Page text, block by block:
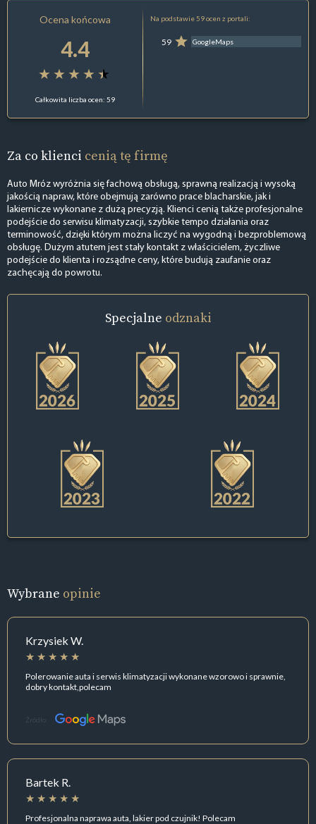
Ocena końcowa
4.4
Całkowita liczba ocen: 59
Na podstawie 59 ocen z portali:
59 GoogleMaps
Za co klienci cenią tę firmę
Auto Mróz wyróżnia się fachową obsługą, sprawną realizacją i wysoką
jakością napraw, które obejmują zarówno prace blacharskie, jak i
lakiernicze wykonane z dużą precyzją. Klienci cenią także profesjonalne
podejście do serwisu klimatyzacji, szybkie tempo działania oraz
terminowość, dzięki którym można liczyć na wygodną i bezproblemową
obsługę. Dużym atutem jest stały kontakt z właścicielem, życzliwe
podejście do klienta i rozsądne ceny, które budują zaufanie oraz
zachęcają do powrotu.
Specjalne odznaki
Wybrane opinie
Krzysiek W.
Polerowanie auta i serwis klimatyzacji wykonane wzorowo i sprawnie,
dobry kontakt,polecam
Źródło:
Bartek R.
Profesjonalna naprawa auta, lakier pod czujnik! Polecam